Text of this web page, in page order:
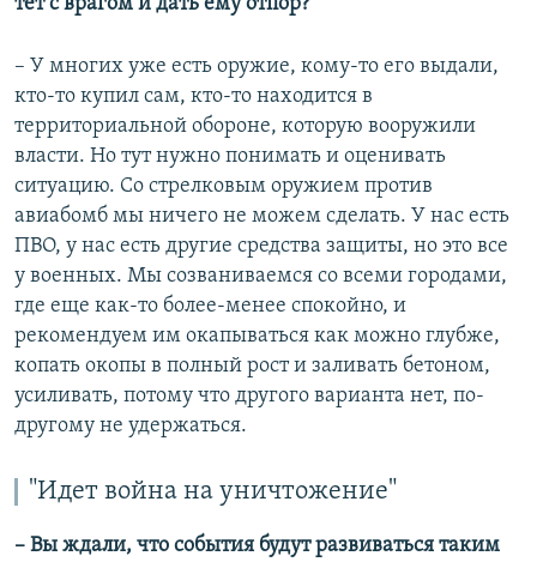
– У многих уже есть оружие, кому-то его выдали,
кто-то купил сам, кто-то находится в
территориальной обороне, которую вооружили
власти. Но тут нужно понимать и оценивать
ситуацию. Со стрелковым оружием против
авиабомб мы ничего не можем сделать. У нас есть
ПВО, у нас есть другие средства защиты, но это все
у военных. Мы созваниваемся со всеми городами,
где еще как-то более-менее спокойно, и
рекомендуем им окапываться как можно глубже,
копать окопы в полный рост и заливать бетоном,
усиливать, потому что другого варианта нет, по-
другому не удержаться.
"Идет война на уничтожение"
– Вы ждали, что события будут развиваться таким